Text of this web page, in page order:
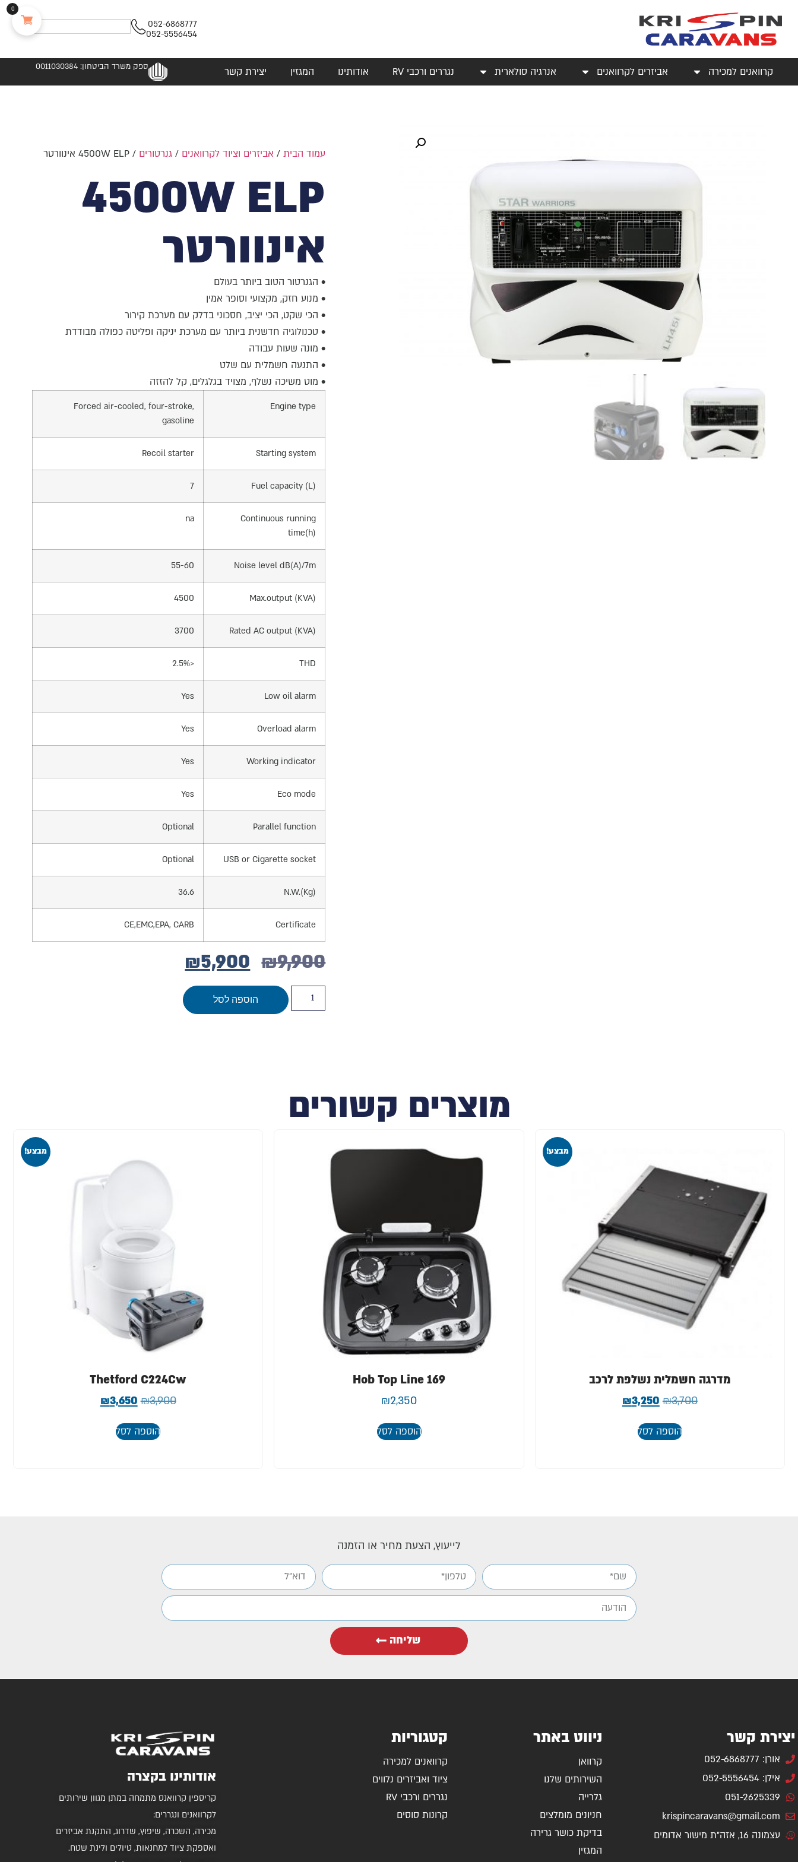
052-6868777
052-5556454
קרוואנים למכירה אביזרים לקרוואנים אנרגיה סולארית נגררים ורכבי RV אודותינו המגזין יצירת קשר ספק משרד הביטחון: 0011030384
עמוד הבית/ אביזרים וציוד לקרוואנים / גנרטורים / 4500W ELP אינוורטר
4500W ELP
אינוורטר
• הגנרטור הטוב ביותר בעולם
• מנוע חזק, מקצועי וסופר אמין
• הכי שקט, הכי יציב, חסכוני בדלק עם מערכת קירור
• טכנולוגיה חדשנית ביותר עם מערכת יניקה ופליטה כפולה מבודדת
• מונה שעות עבודה
• התנעה חשמלית עם שלט
• מוט משיכה נשלף, מצויד בגלגלים, קל להזזה
Engine type
Forced air-cooled, four-stroke,
gasoline
Starting system
Recoil starter
Fuel capacity (L)
7
Continuous running
time(h)
na
Noise level dB(A)/7m
55-60
Max.output (KVA)
4500
Rated AC output (KVA)
3700
THD
<2.5%
Low oil alarm
Yes
Overload alarm
Yes
Working indicator
Yes
Eco mode
Yes
Parallel function
Optional
USB or Cigarette socket
Optional
N.W.(Kg)
36.6
Certificate
CE,EMC,EPA, CARB
₪9,900
₪5,900
הוספה לסל
מוצרים קשורים
מבצע!
מדרגה חשמלית נשלפת לרכב
₪3,700
₪3,250
הוספה לסל
Hob Top Line 169
₪2,350
הוספה לסל
מבצע!
Thetford C224Cw
₪3,900
₪3,650
הוספה לסל
לייעוץ, הצעת מחיר או הזמנה
שליחה
יצירת קשר
אורן: 052-6868777
אילן: 052-5556454
051-2625339
krispincaravans@gmail.com
עצמונה 16, אזה"ת מישור אדומים
ניווט באתר
קרוואן
השירותים שלנו
גלרייה
חניונים מומלצים
בדיקת כושר גרירה
המגזין
קטגוריות
קרוואנים למכירה
ציוד ואביזרים נלווים
נגררים ורכבי RV
קרונות סוסים
אודותינו בקצרה
קריספין קרוואנס מתמחה במתן מגוון שירותים
לקרוואנים ונגררים:
מכירה, השכרה, שיפוץ, שדרוג, התקנת אביזרים
ואספקת ציוד למחנאות, טיולים ולינת שטח.
0